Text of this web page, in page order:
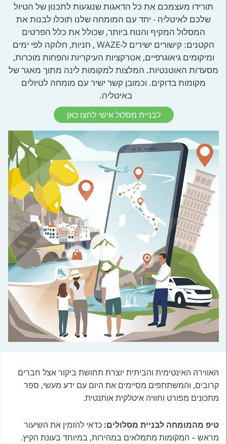
תורידו מעצמכם את כל הדאגות שנוגעות לתכנון של הטיול
שלכם לאיטליה - יחד עם המומחה שלנו תוכלו לבנות את
המסלול המקיף והנוח ביותר, שכולל את כלל הפרטים
הקטנים: קישורים ישירים ל-WAZE , חניות, חלוקה לפי ימים
ומיקומים גיאוגרפיים, אטרקציות העיקריות והפחות מוכרות,
מסעדות האוטנטיות. המלצות למקומות לינה מתוך מאגר של
מקומות בדוקים. וכמובן קשר ישיר עם מומחה לטיולים
באיטליה.
לבניית מסלול אישי לחצו כאן
האווירה האינטימית והביתית יוצרת תחושת ביקור אצל חברים
קרובים, והמשתתפים מסיימים את היום עם ידע מעשי, ספר
מתכונים מפורט וחוויה איטלקית אותנטית.
טיפ מהמומחה לבניית מסלולים: כדאי להזמין את השיעור
מראש – המקומות מתמלאים במהירות, במיוחד בעונת הקיץ.